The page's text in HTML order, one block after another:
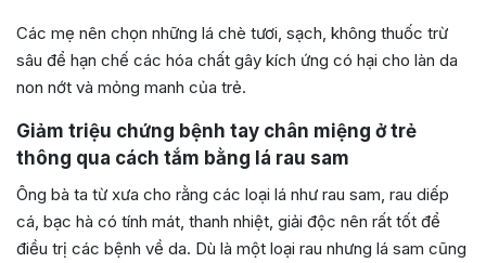
Các mẹ nên chọn những lá chè tươi, sạch, không thuốc trừ
sâu để hạn chế các hóa chất gây kích ứng có hại cho làn da
non nớt và mỏng manh của trẻ.
Giảm triệu chứng bệnh tay chân miệng ở trẻ
thông qua cách tắm bằng lá rau sam
Ông bà ta từ xưa cho rằng các loại lá như rau sam, rau diếp
cá, bạc hà có tính mát, thanh nhiệt, giải độc nên rất tốt để
điều trị các bệnh về da. Dù là một loại rau nhưng lá sam cũng